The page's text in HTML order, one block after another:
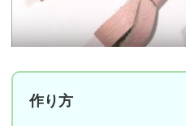
作り方